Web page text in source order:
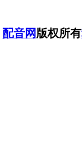
配音网版权所有